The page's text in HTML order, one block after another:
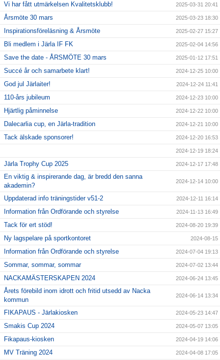
Vi har fått utmärkelsen Kvalitetsklubb! 2025-03-31 20:41
Årsmöte 30 mars 2025-03-23 18:30
Inspirationsföreläsning & Årsmöte 2025-02-27 15:27
Bli medlem i Järla IF FK 2025-02-04 14:56
Save the date - ÅRSMÖTE 30 mars 2025-01-12 17:51
Succé år och samarbete klart! 2024-12-25 10:00
God jul Järlaiter! 2024-12-24 11:41
110-års jubileum 2024-12-23 10:00
Hjärtlig påminnelse 2024-12-22 10:00
Dalecarlia cup, en Järla-tradition 2024-12-21 10:00
Tack älskade sponsorer! 2024-12-20 16:53
2024-12-19 18:24
Järla Trophy Cup 2025 2024-12-17 17:48
En viktig & inspirerande dag, är bredd den sanna
akademin?
2024-12-14 10:00
Uppdaterad info träningstider v51-2 2024-12-11 16:14
Information från Ordförande och styrelse 2024-11-13 16:49
Tack för ert stöd! 2024-08-20 19:39
Ny lagspelare på sportkontoret 2024-08-15
Information från Ordförande och styrelse 2024-07-04 19:13
Sommar, sommar, sommar 2024-07-02 13:44
NACKAMÄSTERSKAPEN 2024 2024-06-24 13:45
Årets förebild inom idrott och fritid utsedd av Nacka
kommun
2024-06-14 13:34
FIKAPAUS - Järlakiosken 2024-05-23 14:47
Smakis Cup 2024 2024-05-07 13:05
Fikapaus-kiosken 2024-04-19 14:06
MV Träning 2024 2024-04-08 17:05